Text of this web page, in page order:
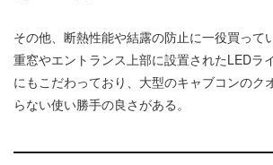
その他、断熱性能や結露の防止に一役買って
重窓やエントランス上部に設置されたLEDラ
にもこだわっており、大型のキャブコンのク
らない使い勝手の良さがある。